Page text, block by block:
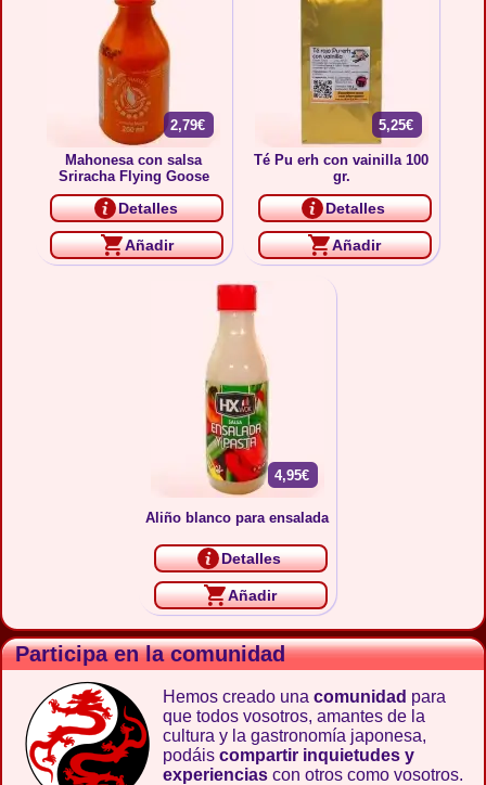
2,79€
Mahonesa con salsa
Sriracha Flying Goose
Detalles
Añadir
5,25€
Té Pu erh con vainilla 100
gr.
Detalles
Añadir
4,95€
Aliño blanco para ensalada
Detalles
Añadir
Participa en la comunidad
Hemos creado una comunidad para
que todos vosotros, amantes de la
cultura y la gastronomía japonesa,
podáis compartir inquietudes y
experiencias con otros como vosotros.